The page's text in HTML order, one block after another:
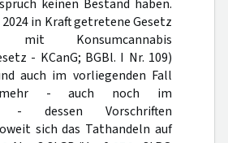
keinen Bestand haben.
2024 in Kraft getretene Gesetz
Konsumcannabis
- KCanG; BGBl. I Nr. 109)
auch im vorliegenden Fall
- auch noch im
- dessen Vorschriften
sich das Tathandeln auf